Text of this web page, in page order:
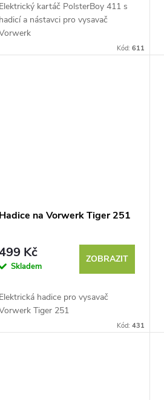
Elektrický kartáč PolsterBoy 411 s
hadicí a nástavci pro vysavač
Kód:611
Hadice na Vorwerk Tiger 251
Kč
Skladem
ZOBRAZIT
Elektrická hadice pro vysavač
Tiger 251
Kód:431